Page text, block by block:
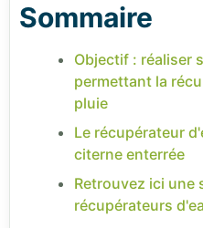
Sommaire
Objectif : réaliser
permettant la
pluie
Le récupérateur
citerne enterrée
Retrouvez ici une
récupérateurs